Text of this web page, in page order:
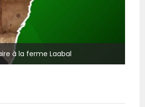
à la ferme Laabal